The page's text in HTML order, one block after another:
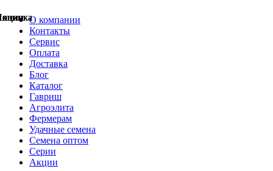
О компании
Контакты
Сервис
Оплата
Доставка
Блог
Каталог
Гавриш
Агроэлита
Фермерам
Удачные семена
Семена оптом
Серии
Акции